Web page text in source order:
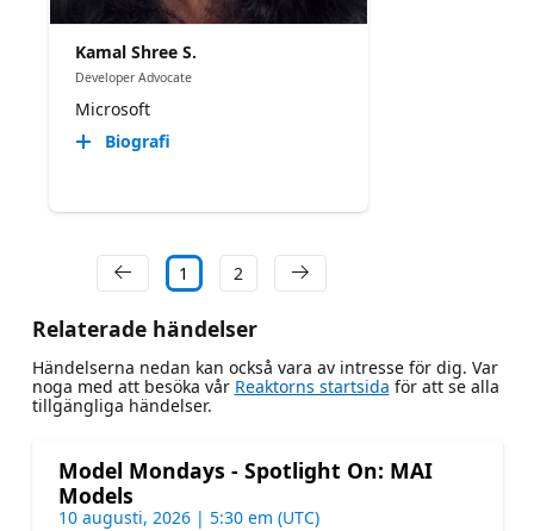
Kamal Shree S.
Developer Advocate
Microsoft
Biografi
1 2
Relaterade händelser
Händelserna nedan kan också vara av intresse för dig. Var
noga med att besöka vår Reaktorns startsida för att se alla
tillgängliga händelser.
Model Mondays - Spotlight On: MAI
Models
10 augusti, 2026 | 5:30 em (UTC)